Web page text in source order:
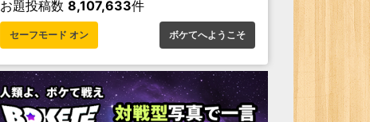
お題投稿数 8,107,633件
セーフモード オン ボケてへようこそ